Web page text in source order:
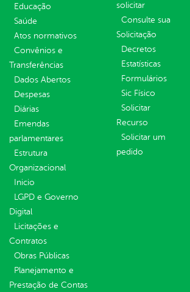
Educação
Saúde
Atos normativos
Convênios e
Transferências
Dados Abertos
Despesas
Diárias
Emendas
parlamentares
Estrutura
Organizacional
Inicio
LGPD e Governo
Digital
Licitações e
Contratos
Obras Públicas
Planejamento e
Prestação de Contas
solicitar
Consulte sua
Solicitação
Decretos
Estatísticas
Formulários
Sic Físico
Solicitar
Recurso
Solicitar um
pedido